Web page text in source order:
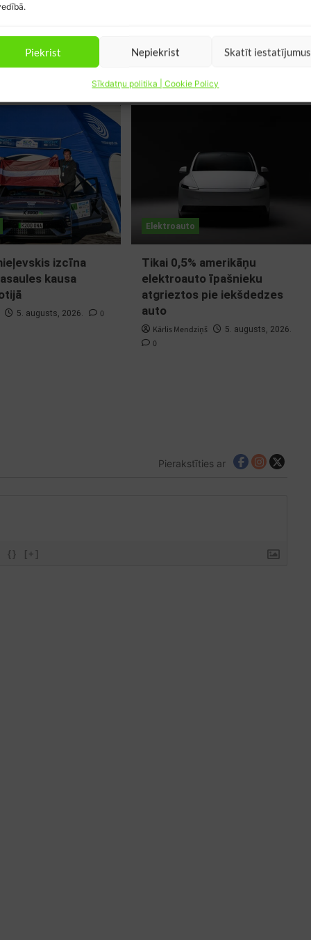
Piekrist Nepiekrist Skatīt iestatījumus
Sīkdatņu politika | Cookie Policy
izcīna
kausa
5. augusts, 2026. 0
Elektroauto
Tikai 0,5% amerikāņu
elektroauto īpašnieku
atgrieztos pie iekšdedzes
auto
Kārlis Mendziņš 5. augusts, 2026.
0
Pierakstīties ar
{} [+]